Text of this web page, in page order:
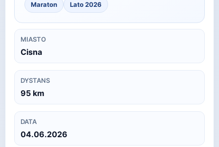
Maraton Lato2026
MIASTO
Cisna
DYSTANS
95 km
DATA
04.06.2026